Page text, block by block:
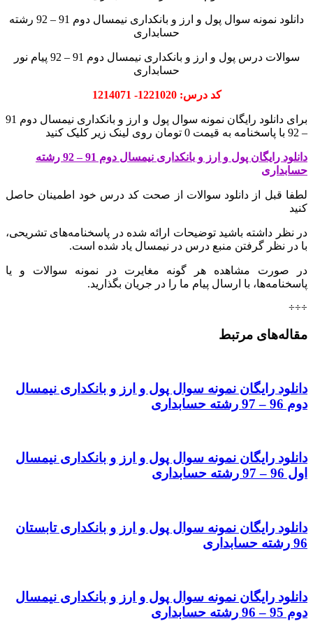
دانلود نمونه سوال پول و ارز و بانکداری نیمسال دوم 91 – 92 رشته
حسابداری
سوالات درس پول و ارز و بانکداری نیمسال دوم 91 – 92 پیام نور
حسابداری
کد درس: 1221020- 1214071
برای دانلود رایگان نمونه سوال پول و ارز و بانکداری نیمسال دوم 91
– 92 با پاسخنامه به قیمت 0 تومان روی لینک زیر کلیک کنید
دانلود رایگان پول و ارز و بانکداری نیمسال دوم 91 – 92 رشته
حسابداری
لطفا قبل از دانلود سوالات از صحت کد درس خود اطمینان حاصل
کنید
در نظر داشته باشید توضیحات ارائه شده در پاسخنامه‌های تشریحی،
با در نظر گرفتن منبع درس در نیمسال یاد شده است.
در صورت مشاهده هر گونه مغایرت در نمونه سوالات و یا
پاسخنامه‌ها، با ارسال پیام ما را در جریان بگذارید.
÷÷÷
مقاله‌های مرتبط
دانلود رایگان نمونه سوال پول و ارز و بانکداری نیمسال
دوم 96 – 97 رشته حسابداری
دانلود رایگان نمونه سوال پول و ارز و بانکداری نیمسال
اول 96 – 97 رشته حسابداری
دانلود رایگان نمونه سوال پول و ارز و بانکداری تابستان
96 رشته حسابداری
دانلود رایگان نمونه سوال پول و ارز و بانکداری نیمسال
دوم 95 – 96 رشته حسابداری